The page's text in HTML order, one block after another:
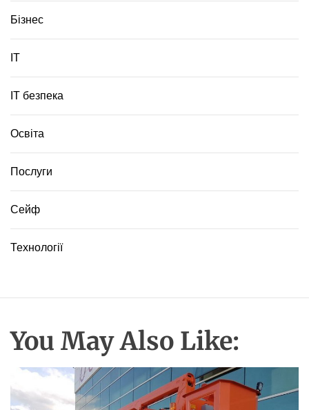
к
є
Бізнес
ІТ
ІТ безпека
Освіта
Послуги
Сейф
Технології
You May Also Like: